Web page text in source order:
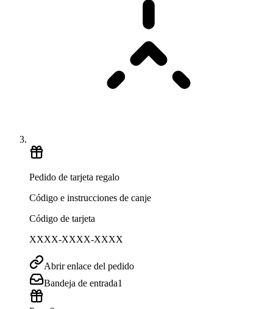
Pedido de tarjeta regalo
Código e instrucciones de canje
Código de tarjeta
XXXX-XXXX-XXXX
Abrir enlace del pedido
Bandeja de entrada1